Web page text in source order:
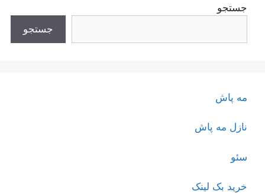
جستجو
جستجو
مه پاش
نازل مه پاش
سئو
خرید بک لینک